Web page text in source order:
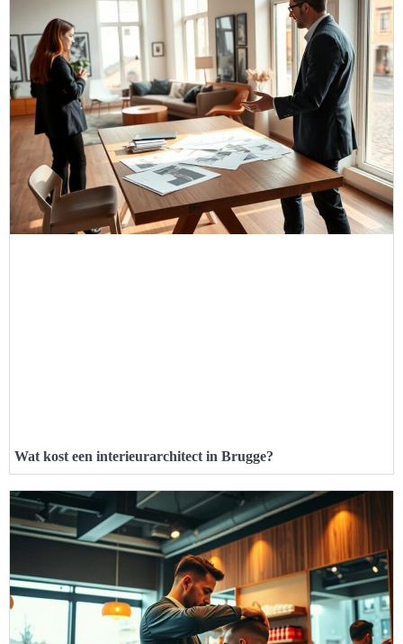
Wat kost een interieurarchitect in Brugge?